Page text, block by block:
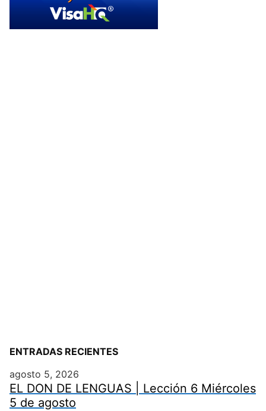
ENTRADAS RECIENTES
agosto 5, 2026
EL DON DE LENGUAS | Lección 6 Miércoles
5 de agosto